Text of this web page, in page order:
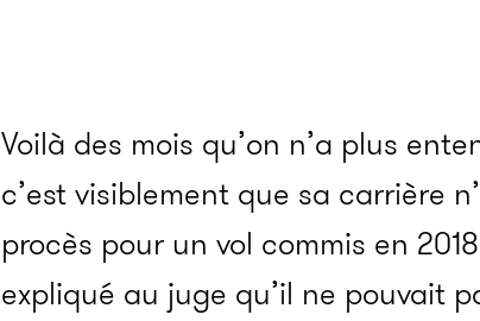
Voilà des mois qu’on n’a plus
c’est visiblement que sa carrière
procès pour un vol commis en
expliqué au juge qu’il ne pouvait